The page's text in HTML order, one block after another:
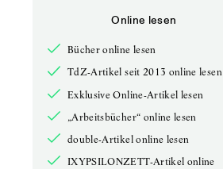
Online lesen
Bücher online lesen
TdZ-Artikel seit 2013 online lesen
Exklusive Online-Artikel lesen
„Arbeitsbücher“ online lesen
double-Artikel online lesen
IXYPSILONZETT-Artikel online